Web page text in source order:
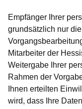
Empfänger Ihrer
grundsätzlich nur
Mitarbeiter der
Weitergabe Ihrer
Rahmen der
Ihnen erteilten
wird, dass Ihre